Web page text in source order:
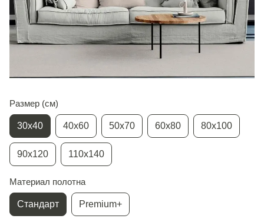
Размер (см)
30х40 40х60 50х70 60х80 80х100
90х120 110х140
Материал полотна
Стандарт Premium+